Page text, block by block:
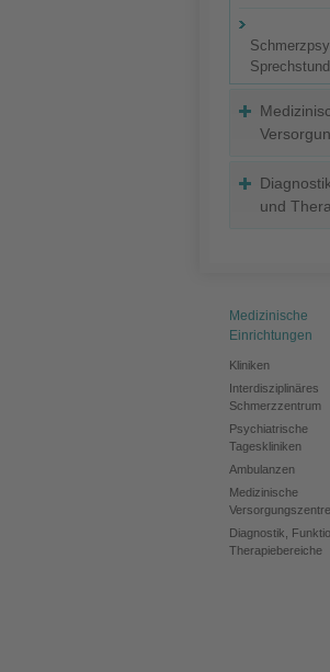
und
Medizinische
Einrichtungen
Kliniken
Interdisziplinäres
Schmerzzentrum
Psychiatrische
Tageskliniken
Ambulanzen
Medizinische
Diagnostik,
Therapiebereiche